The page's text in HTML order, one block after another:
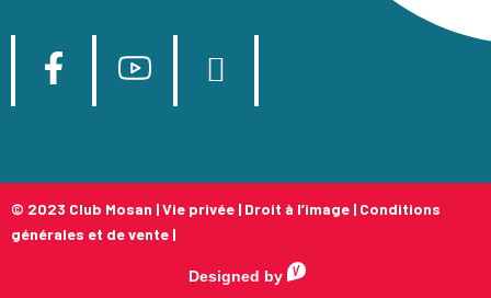
© 2023 Club Mosan |Vie privée | Droit à l’image | Conditions
générales et de vente |
Designed by